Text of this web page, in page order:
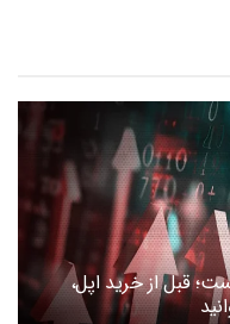
قبل از خرید اپل،